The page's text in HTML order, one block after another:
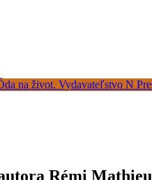
Rémi Mathieu